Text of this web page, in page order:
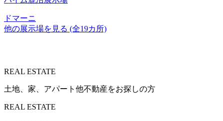
ドマーニ
他の展示場を見る (全19カ所)
REAL ESTATE
土地、家、アパート他不動産をお探しの方
REAL ESTATE